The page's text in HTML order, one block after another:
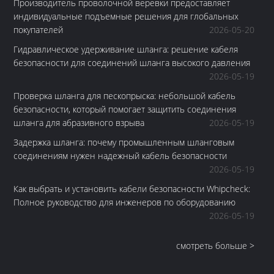
добыче.краны и различные инженерные машины, порты и
металлургия, мосты и здания, морское строительство и
судостроение.Кроме того, сталь из стен может быть
приспособлена к требованиям заказчика высококачественные
стальные изделия, арматура для стальных канатов, канатные
службу.Все сотрудники стремятся "качество - на первом месте,
клиент - на первом месте", не пропуская никаких деталей, не
упуская из виду ни одного изъяна.мы приложим усилия для того,
чтобы обеспечить всем клиентам высококачественные изделия из
каната и профессиональных услуг для клиентов.
Производитель проволочной веревки предоставляет
индивидуальные подъемные решения для глобальных
покупателей
2026-05-20
Гидравлическое удерживание шланга: решение кабеля
безопасности для соединений шланга высокого давления
2026-05-19
Проверка шланга для пескопрыска: небольшой кабель
безопасности, который помогает защитить соединения
шланга для абразивного взрыва
2026-05-19
Задержка шланга: почему промышленным шланговым
соединениям нужен надежный кабель безопасности
2026-05-19
Как выбрать и установить кабели безопасности Whipcheck:
Полное руководство для инженеров по оборудованию
2026-05-19
смотреть больше >